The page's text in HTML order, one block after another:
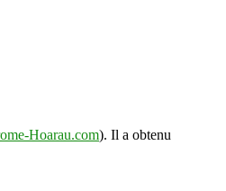
Hoarau.com). Il a obtenu